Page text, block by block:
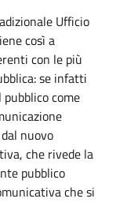
Ufficio
così a
con le più
se infatti
come
nuovo
che rivede la
pubblico
che si